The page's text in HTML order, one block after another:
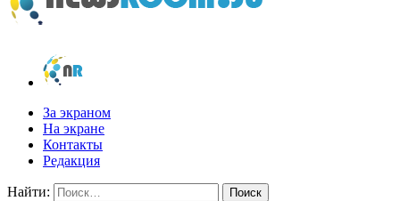
newsroom.su
Новости о новостях
За экраном
На экране
Контакты
Редакция
Найти: